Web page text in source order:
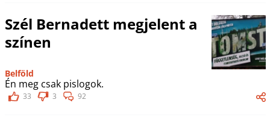
Szél Bernadett megjelent a
színen
Belföld
Én meg csak pislogok.
33 3 92